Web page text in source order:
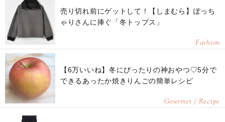
売り切れ前にゲットして！【しまむら】ぽっち
ゃりさんに捧ぐ「冬トップス」
Fashion
【6万いいね】冬にぴったりの神おやつ♡5分で
できるあったか焼きりんごの簡単レシピ
Gourmet / Recipe